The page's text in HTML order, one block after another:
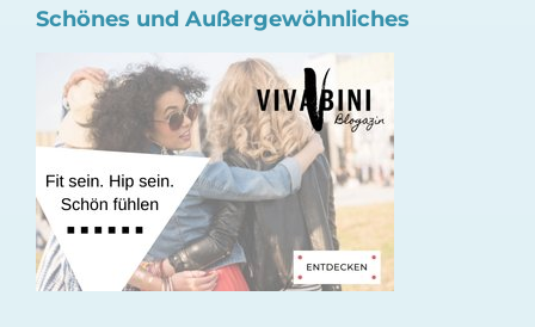
Schönes und Außergewöhnliches